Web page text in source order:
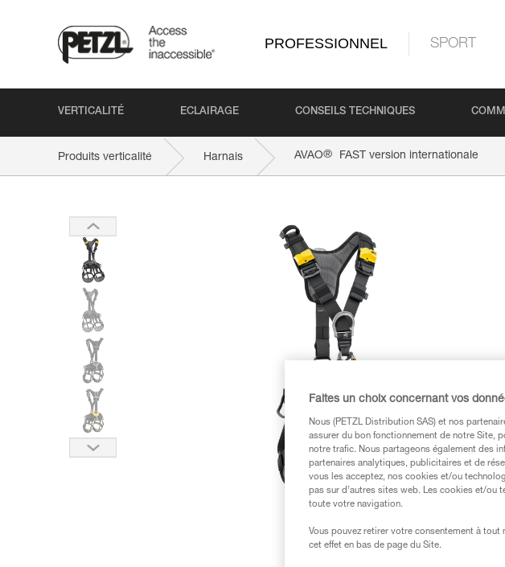
PROFESSIONNEL SPORT
VERTICALITÉ ECLAIRAGE CONSEILS TECHNIQUES
Produits verticalité Harnais AVAO® FAST version internationale
Faites un choix concernant vos
Nous (PETZL Distribution SAS) et nos
assurer du bon fonctionnement de notre Site,
notre trafic. Nous partageons également des
partenaires analytiques, publicitaires et de
vous les acceptez, nos cookies et/ou
pas sur d’autres sites web. Les cookies et/ou
toute votre navigation.
Vous pouvez retirer votre consentement à tout
cet effet en bas de page du Site.